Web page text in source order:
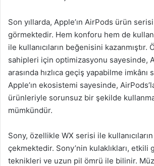
Son yıllarda, Apple’ın AirPods ürün
görmektedir. Hem konforu hem de
ile kullanıcıların beğenisini kazanmıştır.
sahipleri için optimizasyonu sayesinde,
arasında hızlıca geçiş yapabilme imkânı
Apple’ın ekosistemi sayesinde,
ürünleriyle sorunsuz bir şekilde
mümkündür.
Sony, özellikle WX serisi ile
çekmektedir. Sony’nin kulaklıkları,
teknikleri ve uzun pil ömrü ile bilinir.